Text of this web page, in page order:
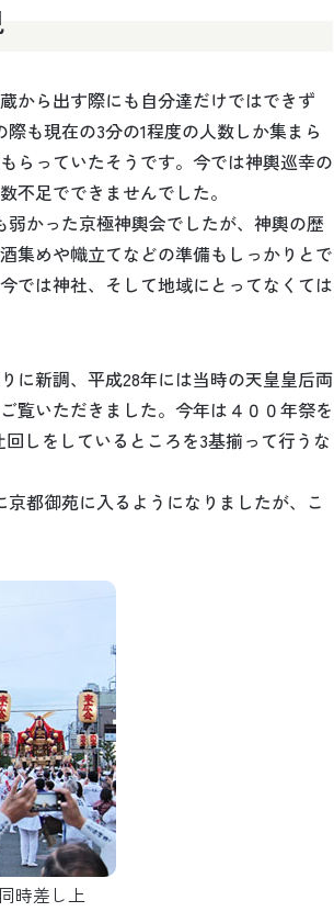
から出す際にも自分達だけではできず
も現在の3分の1程度の人数しか集まら
らっていたそうです。今では神輿巡幸の
不足でできませんでした。
かった京極神輿会でしたが、神輿の歴
集めや幟立てなどの準備もしっかりとで
では神社、そして地域にとってなくては
に新調、平成28年には当時の天皇皇后両
覧いただきました。今年は４００年祭を
しをしているところを3基揃って行うな
都御苑に入るようになりましたが、こ
時差し上